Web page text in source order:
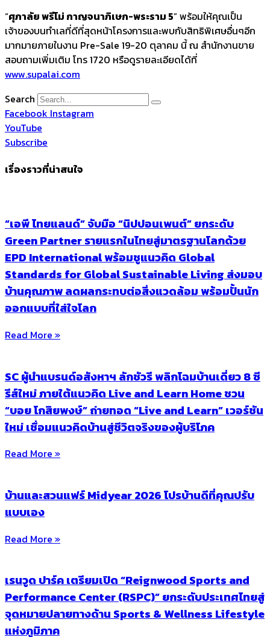
“ศุภาลัย พรีโม่ กาญจนาภิเษก-พระราม 5” พร้อมให้คุณเป็น
เจ้าของบนทำเลที่ดีที่สุดหน้าโครงการและพบกับสิทธิพิเศษอื่นๆอีก
มากมายภายในงาน Pre-Sale 19-20 ตุลาคม นี้ ณ สำนักงานขาย
สอบถามเพิ่มเติม โทร 1720 หรือดูรายละเอียดได้ที่
www.supalai.com
Search
Facebook Instagram
YouTube
Subscribe
เรื่องราวที่น่าสนใจ
“เอพี ไทยแลนด์” จับมือ “นิปปอนเพนต์” ยกระดับ
Green Partner รายแรกในไทยสู่มาตรฐานโลกด้วย
EPD International พร้อมชูแนวคิด Global
Standards for Global Sustainable Living ส่งมอบ
บ้านคุณภาพ ลดผลกระทบต่อสิ่งแวดล้อม พร้อมปั้นนัก
ออกแบบที่ใส่ใจโลก
Read More »
SC ผู้นำแบรนด์อสังหาฯ ลักชัวรี พลิกโฉมบ้านเดี่ยว 8 ซี
รีส์ใหม่ ภายใต้แนวคิด Live and Learn Home ชวน
“บอย โกสิยพงษ์” ถ่ายทอด “Live and Learn” เวอร์ชัน
ใหม่ เชื่อมแนวคิดบ้านสู่ชีวิตจริงของผู้บริโภค
Read More »
บ้านและสวนแฟร์ Midyear 2026 โปรบ้านดีที่คุณปรับ
แบบเอง
Read More »
เรนวูด ปาร์ค เตรียมเปิด “Reignwood Sports and
Performance Center (RSPC)” ยกระดับประเทศไทยสู่
จุดหมายปลายทางด้าน Sports & Wellness Lifestyle
แห่งภูมิภาค